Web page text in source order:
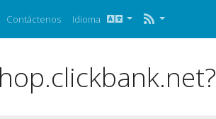
Contáctenos Idioma